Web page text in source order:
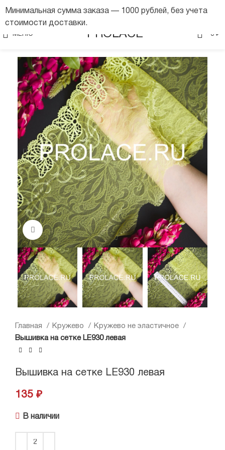
МЕНЮ PROLACE 0 ₽
Нажмите, чтобы увеличить
Главная Кружево
Кружево не эластичное
Вышивка на сетке LE930 левая
Вышивка на сетке LE930 левая
135 ₽
В наличии
Минимальная сумма заказа — 1000 рублей, без учета
стоимости доставки.